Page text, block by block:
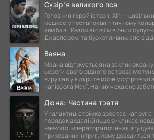
Сузір’я великого пса
Головний герой історії, Хіг, —
мешкає у постапокаліптичному
авіабазі. Разом зі своїм вірним
Джаспером, та буркотливим, але
Ваяна
Моана відгукується на заклик океану
береги свого рідного острова
вирушає у відкрите море у супроводі
напівбога Мауї. На них чекає
Дюна: Частина третя
У галактиці стрімко зростає
порядок дедалі більше викликає
навколо імператора починає
прихованих інтриг. Йому доводиться